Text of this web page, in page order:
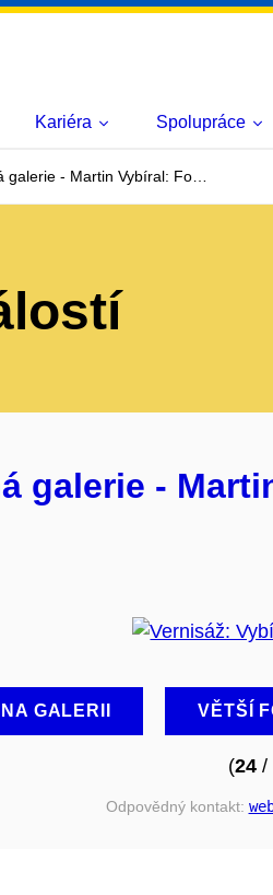
Kariéra Spolupráce
galerie - Martin Vybíral: Fo…
galerie -
GALERII VĚTŠÍ
(24/
Odpovědný kontakt: